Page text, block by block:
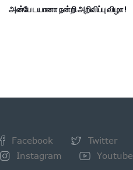
அன்பே டயானா நன்றி அறிவிப்பு விழா !
Facebook Twitter
Instagram
Youtube